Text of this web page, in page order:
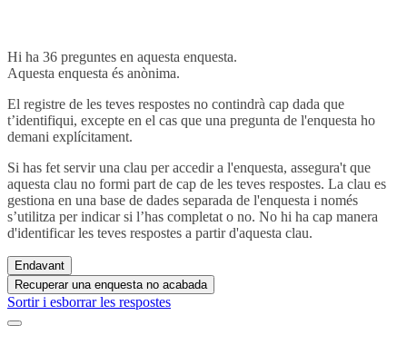
Hi ha 36 preguntes en aquesta enquesta.
Aquesta enquesta és anònima.
El registre de les teves respostes no contindrà cap dada que
t’identifiqui, excepte en el cas que una pregunta de l'enquesta ho
demani explícitament.
Si has fet servir una clau per accedir a l'enquesta, assegura't que
aquesta clau no formi part de cap de les teves respostes. La clau es
gestiona en una base de dades separada de l'enquesta i només
s’utilitza per indicar si l’has completat o no. No hi ha cap manera
d'identificar les teves respostes a partir d'aquesta clau.
Endavant
Recuperar una enquesta no acabada
Sortir i esborrar les respostes